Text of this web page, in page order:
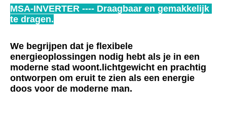
MSA-INVERTER ---- Draagbaar en gemakkelijk
te dragen.
We begrijpen dat je flexibele
energieoplossingen nodig hebt als je in een
moderne stad woont.lichtgewicht en prachtig
ontworpen om eruit te zien als een energie
doos voor de moderne man.